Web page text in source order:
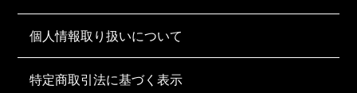
個人情報取り扱いについて
特定商取引法に基づく表示